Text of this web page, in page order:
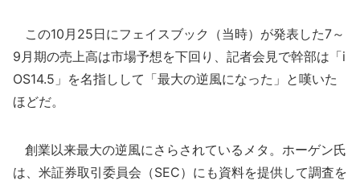
この10月25日にフェイスブック（当時）が発表した7～
9月期の売上高は市場予想を下回り、記者会見で幹部は「i
OS14.5」を名指しして「最大の逆風になった」と嘆いた
ほどだ。
創業以来最大の逆風にさらされているメタ。ホーゲン氏
は、米証券取引委員会（SEC）にも資料を提供して調査を